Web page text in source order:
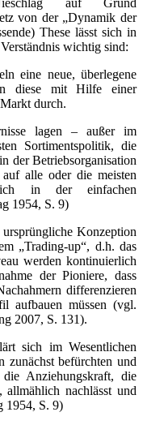
auf Grund
von der „Dynamik der
These lässt sich in
wichtig sind:
eine neue, überlegene
diese mit Hilfe einer
durch.
lagen – außer im
Sortimentspolitik, die
der Betriebsorganisation
alle oder die meisten
in der einfachen
1954, S. 9)
Konzeption
„Trading-up“, d.h. das
werden kontinuierlich
der Pioniere, dass
differenzieren
aufbauen müssen (vgl.
2007, S. 131).
sich im Wesentlichen
zunächst befürchten und
Anziehungskraft, die
nachlässt und
1954, S. 9)